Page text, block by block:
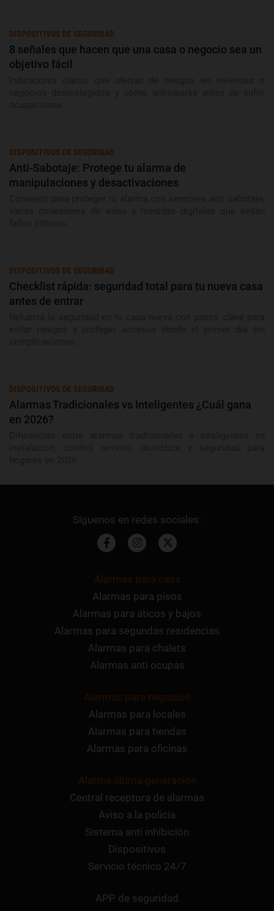
DISPOSITIVOS DE SEGURIDAD
8 señales que hacen que una casa o negocio sea un
objetivo fácil
DISPOSITIVOS DE SEGURIDAD
Anti-Sabotaje: Protege tu alarma de
manipulaciones y desactivaciones
DISPOSITIVOS DE SEGURIDAD
Checklist rápida: seguridad total para tu nueva casa
antes de entrar
DISPOSITIVOS DE SEGURIDAD
Alarmas Tradicionales vs Inteligentes ¿Cuál gana
en 2026?
Alarmas para casa
Alarmas para pisos
Alarmas para áticos y bajos
Alarmas para segundas residencias
Alarmas para chalets
Alarmas anti ocupas
Alarmas para negocios
Alarmas para locales
Alarmas para tiendas
Alarmas para oficinas
Alarma última generación
Central receptora de alarmas
Aviso a la policía
Sistema anti inhibición
Dispositivos
Servicio técnico 24/7
APP de seguridad